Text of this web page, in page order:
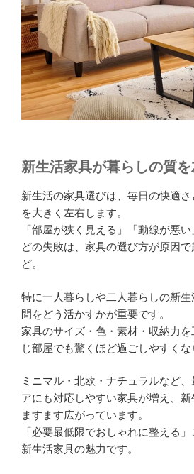
新生活家具が暮らしの質
新生活の家具選びは、毎日の快適
を大きく左右します。
「部屋が狭く見える」「動線が悪
どの失敗は、家具の選び方が原因
ど。
特に一人暮らしや二人暮らしの新
間をどう活かすかが重要です。
家具のサイズ・色・素材・収納力
じ部屋でも驚くほど過ごしやすくな
ミニマル・北欧・ナチュラルなど
アにも対応しやすい家具が増え、
ますます広がっています。
「必要最低限でおしゃれに整える」
新生活家具の魅力です。